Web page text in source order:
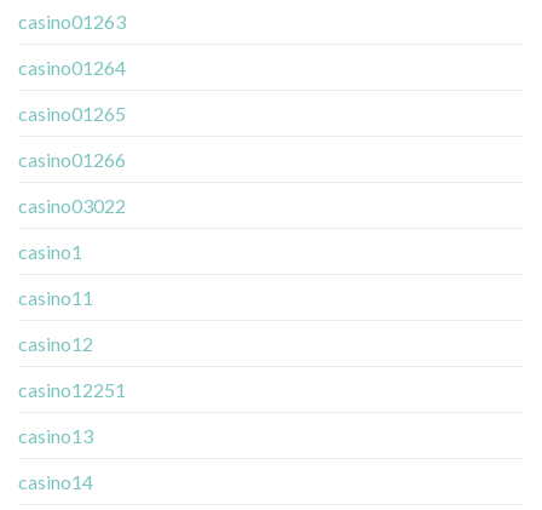
casino01263
casino01264
casino01265
casino01266
casino03022
casino1
casino11
casino12
casino12251
casino13
casino14